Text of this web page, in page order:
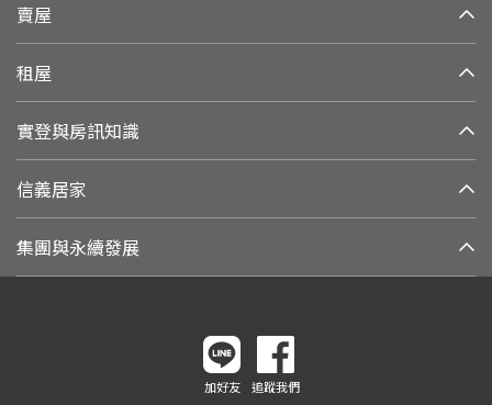
賣屋
租屋
實登與房訊知識
信義居家
集團與永續發展
加好友 追蹤我們